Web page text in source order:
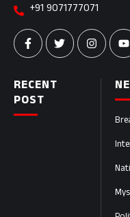
RECENT
POST
+91 9071777071